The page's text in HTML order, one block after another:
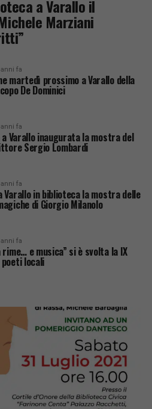
a Varallo il
Marziani
anni fa
martedì prossimo a Varallo della
De Dominici
anni fa
Varallo inaugurata la mostra del
Sergio Lombardi
anni fa
Varallo in biblioteca la mostra delle
di Giorgio Milanolo
anni fa
rime… e musica” si è svolta la IX
poeti locali